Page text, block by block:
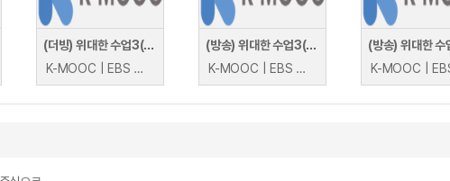
(더빙) 위대한 수업3(GREAT MINDS) - 권력은 왜 부패하는가
K-MOOC | EBS 브라이언 클라스
(방송) 위대한 수업3(GREAT MINDS) : 일본은 왜 저출생 국가가 되었나
K-MOOC | EBS 야마다 마사히로